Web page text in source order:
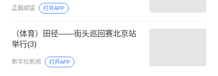
孟巍威猛 打开APP
（体育）田径——街头巡回赛北京站
举行(3)
新华社新闻 打开APP